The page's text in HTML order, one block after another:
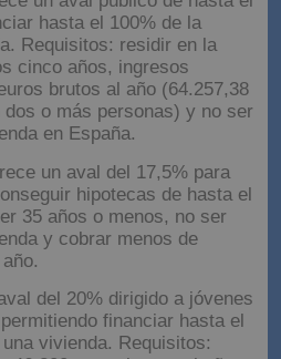
hasta el 100% de la
Requisitos: residir en la
cinco años, ingresos
brutos al año (64.257,38
o más personas) y no ser
en España.
un aval del 17,5% para
hipotecas de hasta el
35 años o menos, no ser
y cobrar menos de
del 20% dirigido a jóvenes
financiar hasta el
vivienda. Requisitos: